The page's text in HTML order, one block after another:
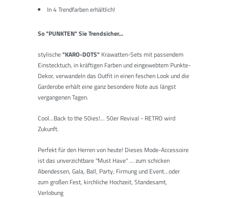
In 4 Trendfarben erhältlich!
So "PUNKTEN" Sie Trendsicher...
stylische"KARO-DOTS" Krawatten-Sets mit passendem
Einstecktuch, in kräftigen Farben und eingewebtem Punkte-
Dekor, verwandeln das Outfit in einen feschen Look und die
Garderobe erhält eine ganz besondere Note aus längst
vergangenen Tagen.
Cool...Back to the 50ies!... 50er Revival - RETRO wird
Zukunft.
Perfekt für den Herren von heute! Dieses Mode-Accessoire
ist das unverzichtbare"Must Have"... zum schicken
Abendessen, Gala, Ball, Party, Firmung und Event...oder
zum großen Fest, kirchliche Hochzeit, Standesamt,
Verlobung